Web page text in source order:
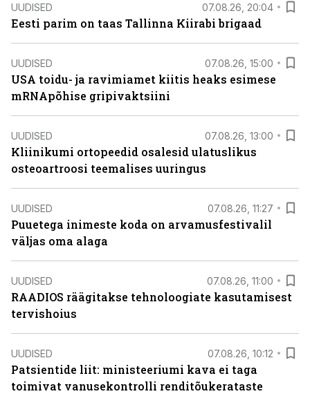
UUDISED 07.08.26, 20:04
Eesti parim on taas Tallinna Kiirabi brigaad
UUDISED 07.08.26, 15:00
USA toidu- ja ravimiamet kiitis heaks esimese
mRNApõhise gripivaktsiini
UUDISED 07.08.26, 13:00
Kliinikumi ortopeedid osalesid ulatuslikus
osteoartroosi teemalises uuringus
UUDISED 07.08.26, 11:27
Puuetega inimeste koda on arvamusfestivalil
väljas oma alaga
UUDISED 07.08.26, 11:00
RAADIOS räägitakse tehnoloogiate kasutamisest
tervishoius
UUDISED 07.08.26, 10:12
Patsientide liit: ministeeriumi kava ei taga
toimivat vanusekontrolli renditõukerataste